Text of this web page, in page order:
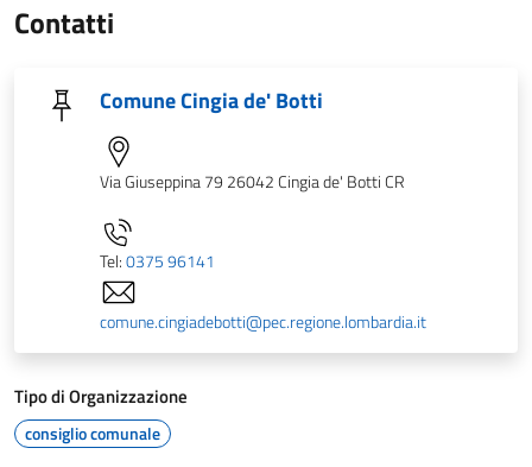
Contatti
Comune Cingia de' Botti
Via Giuseppina 79 26042 Cingia de' Botti CR
Tel:0375 96141
comune.cingiadebotti@pec.regione.lombardia.it
Tipo di Organizzazione
consiglio comunale